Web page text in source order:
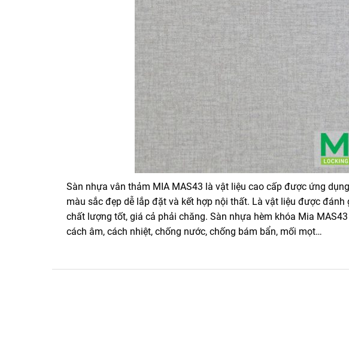
Sàn nhựa vân thảm MIA MAS43 là vật liệu cao cấp được ứng
màu sắc đẹp dễ lắp đặt và kết hợp nội thất. Là vật liệu được
chất lượng tốt, giá cả phải chăng. Sàn nhựa hèm khóa Mia
cách âm, cách nhiệt, chống nước, chống bám bẩn, mối mọt…